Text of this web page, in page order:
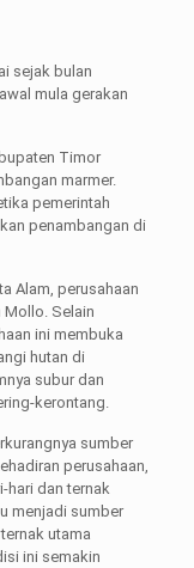
sejak bulan
mula gerakan
Timor
marmer.
pemerintah
penambangan di
Alam, perusahaan
Mollo. Selain
ini membuka
hutan di
subur dan
kerontang.
sumber
perusahaan,
hari dan ternak
menjadi sumber
utama
ini semakin